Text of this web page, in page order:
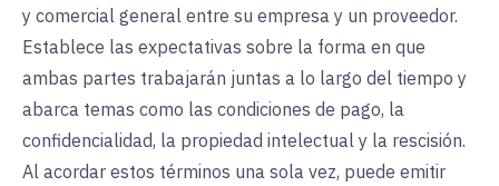
y comercial general entre su empresa y un proveedor.
Establece las expectativas sobre la forma en que
ambas partes trabajarán juntas a lo largo del tiempo y
abarca temas como las condiciones de pago, la
confidencialidad, la propiedad intelectual y la rescisión.
Al acordar estos términos una sola vez, puede emitir